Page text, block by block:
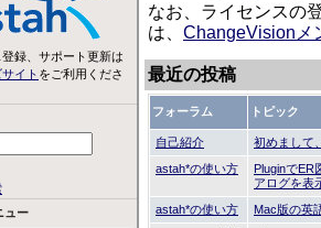
録、サポート更新は
イト をご利用くださ
ュー
なお、ライセンスの
は、 ChangeVisionメ
最近の投稿
フォーラム トピック
自己紹介
初めまして
astah*の使い方
PluginでER
アログを表
astah*の使い方
Mac版の英